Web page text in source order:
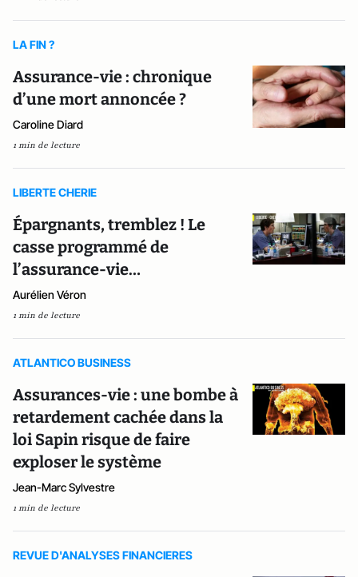
LA FIN ?
Assurance-vie : chronique
d’une mort annoncée ?
Caroline Diard
1 min de lecture
LIBERTE CHERIE
Épargnants, tremblez ! Le
casse programmé de
l’assurance-vie…
Aurélien Véron
1 min de lecture
ATLANTICO BUSINESS
Assurances-vie : une bombe à
retardement cachée dans la
loi Sapin risque de faire
exploser le système
Jean-Marc Sylvestre
1 min de lecture
REVUE D'ANALYSES FINANCIERES